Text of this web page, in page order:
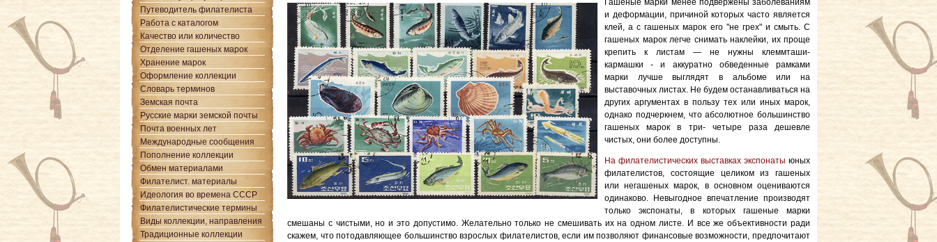
Гашеные марки менее подвержены заболеваниям
и деформации, причиной которых часто является
клей, а с гашеных марок его "не грех" и смыть. С
гашеных марок легче снимать наклейки, их проще
крепить к листам — не нужны клеммташи-
кармашки - и аккуратно обведенные рамками
марки лучше выглядят в альбоме или на
выставочных листах. Не будем останавливаться на
других аргументах в пользу тех или иных марок,
однако подчеркнем, что абсолютное большинство
гашеных марок в три- четыре раза дешевле
чистых, они более доступны.
На филателистических выставках экспонаты юных
филателистов, состоящие целиком из гашеных
или негашеных марок, в основном оцениваются
одинаково. Невыгодное впечатление производят
только экспонаты, в которых гашеные марки
смешаны с чистыми, но и это допустимо. Желательно только не смешивать их на одном листе. И все же объективности ради
скажем, что потодавляющее большинство взрослых филателистов, если им позволяют финансовые возможности, предпочитают
Путеводитель филателиста
Работа с каталогом
Качество или количество
Отделение гашеных марок
Хранение марок
Оформление коллекции
Словарь терминов
Земская почта
Русские марки земской почты
Почта военных лет
Международные сообщения
Пополнение коллекции
Обмен материалами
Филателист. материалы
Идеология во времена СССР
Филателистические термины
Виды коллекции, направления
Традиционные коллекции